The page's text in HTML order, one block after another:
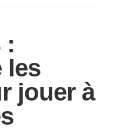
:
les
jouer à